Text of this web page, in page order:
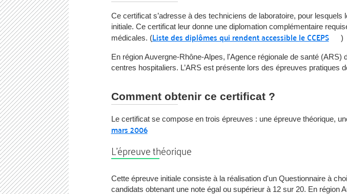
Ce certificat s’adresse à des techniciens de laboratoire, pour
initiale. Ce certificat leur donne une diplomation complémentaire
médicales. (Liste des diplômes qui rendent accessible le CCEPS )
En région Auvergne-Rhône-Alpes, l'Agence régionale de santé
centres hospitaliers. L’ARS est présente lors des épreuves pratiques
Comment obtenir ce certificat ?
Le certificat se compose en trois épreuves : une épreuve théorique,
mars 2006
L'épreuve théorique
Cette épreuve initiale consiste à la réalisation d'un Questionnaire à
candidats obtenant une note égal ou supérieur à 12 sur 20. En région